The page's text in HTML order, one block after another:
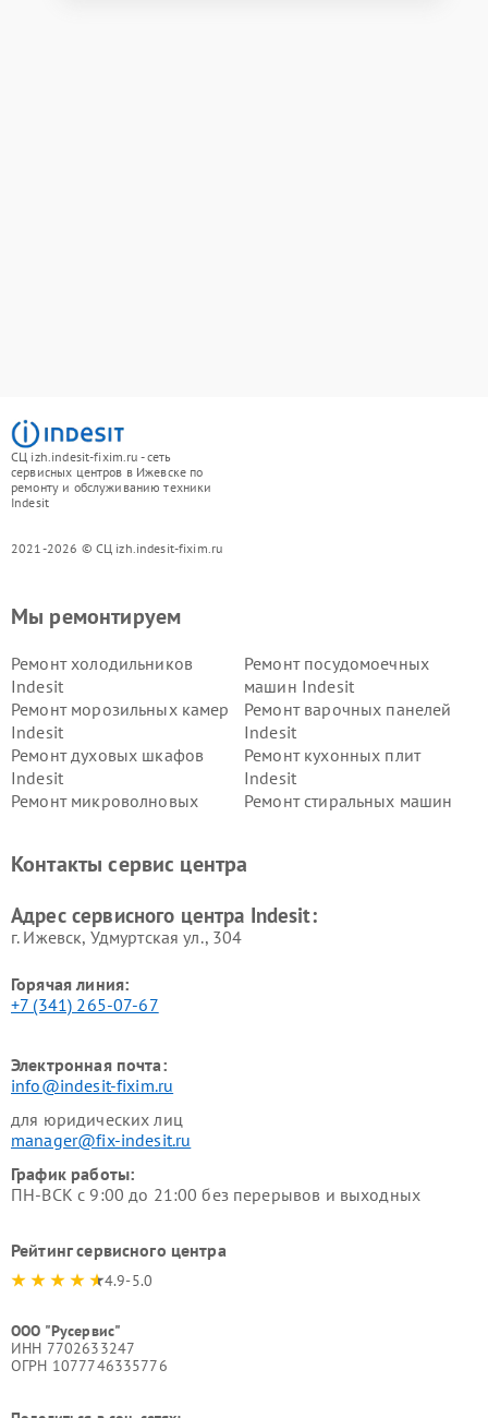
СЦ izh.indesit-fixim.ru - сеть
сервисных центров в Ижевске по
ремонту и обслуживанию техники
Indesit
2021-2026 © СЦ izh.indesit-fixim.ru
Мы ремонтируем
Ремонт холодильников
Indesit
Ремонт посудомоечных
машин Indesit
Ремонт морозильных камер
Indesit
Ремонт варочных панелей
Indesit
Ремонт духовых шкафов
Indesit
Ремонт кухонных плит
Indesit
Ремонт микроволновых
Ремонт стиральных машин
Indesit
Indesit
Контакты сервис центра
Адрес сервисного центра Indesit:
г. Ижевск, Удмуртская ул., 304
Горячая линия:
+7 (341) 265-07-67
Электронная почта:
info@indesit-fixim.ru
для юридических лиц
manager@fix-indesit.ru
График работы:
ПН-ВСК с 9:00 до 21:00 без перерывов и выходных
Рейтинг сервисного центра
4.9-5.0
ООО "Русервис"
ИНН 7702633247
ОГРН 1077746335776